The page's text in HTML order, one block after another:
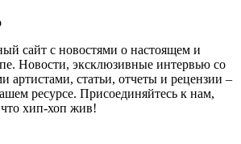
сайт с новостями о настоящем и
Новости, эксклюзивные интервью со
артистами, статьи, отчеты и рецензии –
ресурсе. Присоединяйтесь к нам,
хип-хоп жив!